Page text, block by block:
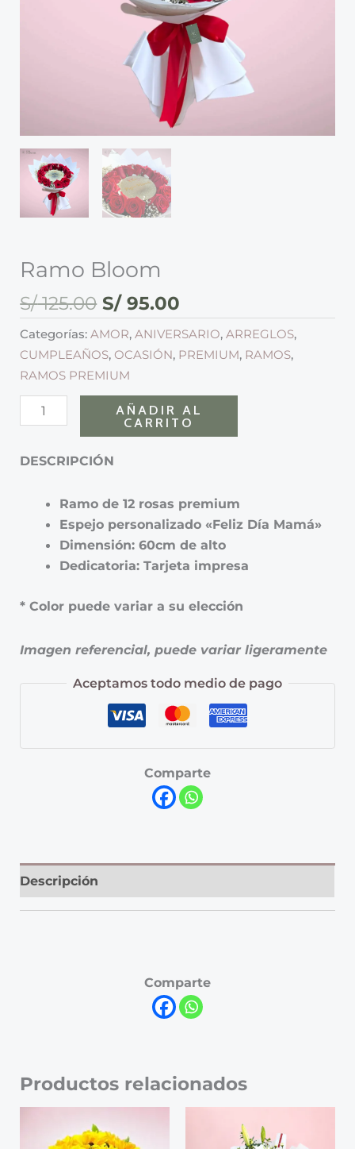
Ramo Bloom
S/125.00 S/95.00
Categorías:AMOR,ANIVERSARIO,ARREGLOS,
CUMPLEAÑOS, OCASIÓN, PREMIUM, RAMOS,
RAMOS PREMIUM
AÑADIR AL
CARRITO
DESCRIPCIÓN
Ramo de 12 rosas premium
Espejo personalizado «Feliz Día Mamá»
Dimensión: 60cm de alto
Dedicatoria: Tarjeta impresa
* Color puede variar a su elección
Imagen referencial, puede variar ligeramente
Aceptamos todo medio de pago
Comparte
Descripción
Comparte
Productos relacionados